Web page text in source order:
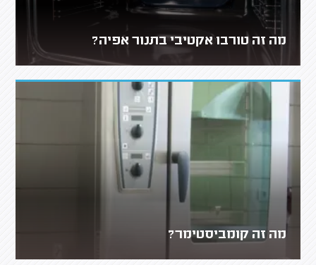
מה זה טורבו אקטיבי בתנור אפיה?
מה זה קומביסטימר?